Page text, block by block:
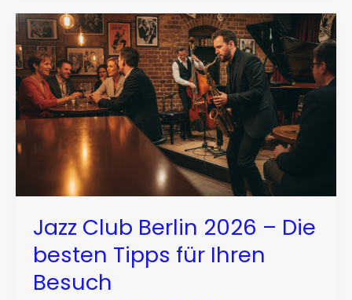
Jazz Club Berlin 2026 – Die
besten Tipps für Ihren
Besuch